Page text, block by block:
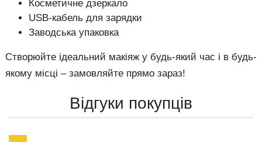
Косметичне дзеркало
USB-кабель для зарядки
Заводська упаковка
Створюйте ідеальний макіяж у будь-який час і в будь-
якому місці – замовляйте прямо зараз!
Відгуки покупців